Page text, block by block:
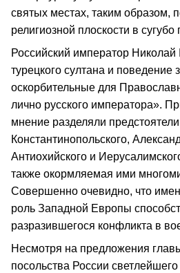
святых местах, таким образом,
религиозной плоскости в сугубо
Российский император Николай
турецкого султана и поведение
оскорбительные для
лично русского императора».
мнение разделяли предстоятели
Константинопольского,
Антиохийского и
также окормляемая ими
Совершенно очевидно, что
роль Западной Европы
разразившегося конфликта в
Несмотря на предложения
посольства России